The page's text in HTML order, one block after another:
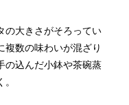
の大きさがそろってい
複数の味わいが混ざり
の込んだ小鉢や茶碗蒸